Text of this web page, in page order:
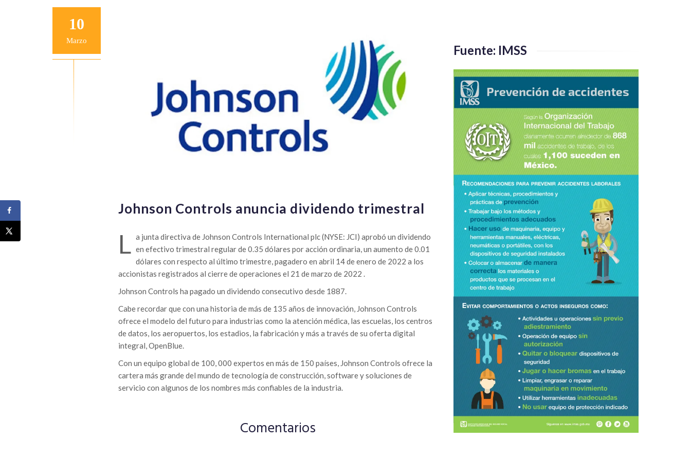
10
Marzo
Johnson Controls anuncia dividendo trimestral
L a junta directiva de Johnson Controls International plc (NYSE: JCI) aprobó un dividendo
en efectivo trimestral regular de 0.35 dólares por acción ordinaria, un aumento de 0.01
dólares con respecto al último trimestre, pagadero en abril 14 de enero de 2022 a los
accionistas registrados al cierre de operaciones el 21 de marzo de 2022 .
Johnson Controls ha pagado un dividendo consecutivo desde 1887.
Cabe recordar que con una historia de más de 135 años de innovación, Johnson Controls
ofrece el modelo del futuro para industrias como la atención médica, las escuelas, los centros
de datos, los aeropuertos, los estadios, la fabricación y más a través de su oferta digital
integral, OpenBlue.
Con un equipo global de 100, 000 expertos en más de 150 países, Johnson Controls ofrece la
cartera más grande del mundo de tecnología de construcción, software y soluciones de
servicio con algunos de los nombres más confiables de la industria.
Comentarios
Fuente: IMSS